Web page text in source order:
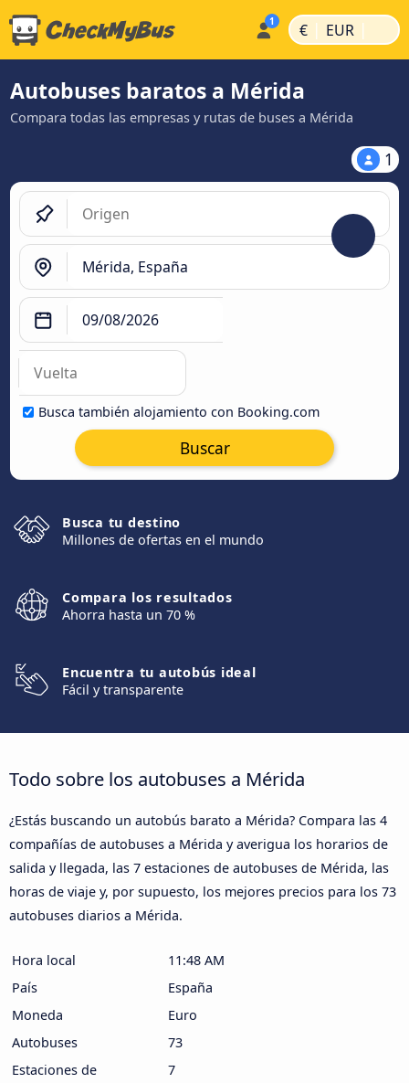
€ | EUR |
Autobuses baratos a Mérida
Compara todas las empresas y rutas de buses a Mérida
1
Busca también alojamiento con Booking.com
Buscar
Busca tu destino
Millones de ofertas en el mundo
Compara los resultados
Ahorra hasta un 70 %
Encuentra tu autobús ideal
Fácil y transparente
Todo sobre los autobuses a Mérida
¿Estás buscando un autobús barato a Mérida? Compara las 4
compañías de autobuses a Mérida y averigua los horarios de
salida y llegada, las 7 estaciones de autobuses de Mérida, las
horas de viaje y, por supuesto, los mejores precios para los 73
autobuses diarios a Mérida.
Hora local
11:48 AM
País
España
Moneda
Euro
Autobuses
73
Estaciones de
7